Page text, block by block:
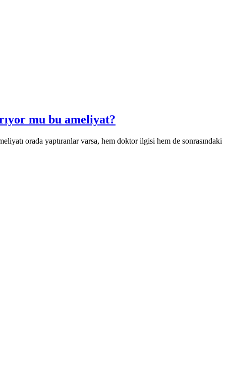
mu bu ameliyat?
orada yaptıranlar varsa, hem doktor ilgisi hem de sonrasındaki